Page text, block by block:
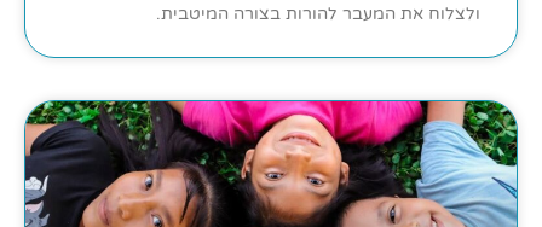
ולצלוח את המעבר להורות בצורה המיטבית.